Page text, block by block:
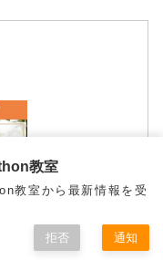
トップ サイドバー
教室
教室から最新情報を受
拒否 通知